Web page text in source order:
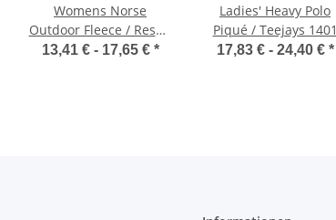
Womens Norse
Outdoor Fleece / Result
R220F
13,41 € - 17,65 € *
Ladies' Heavy Polo
Piqué / Teejays 1401
17,83 € - 24,40 € *